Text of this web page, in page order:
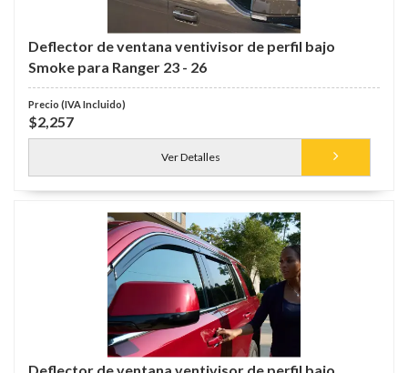
Deflector de ventana ventivisor de perfil bajo
Smoke para Ranger 23 - 26
$2,257
Ver Detalles
Deflector de ventana ventivisor de perfil bajo